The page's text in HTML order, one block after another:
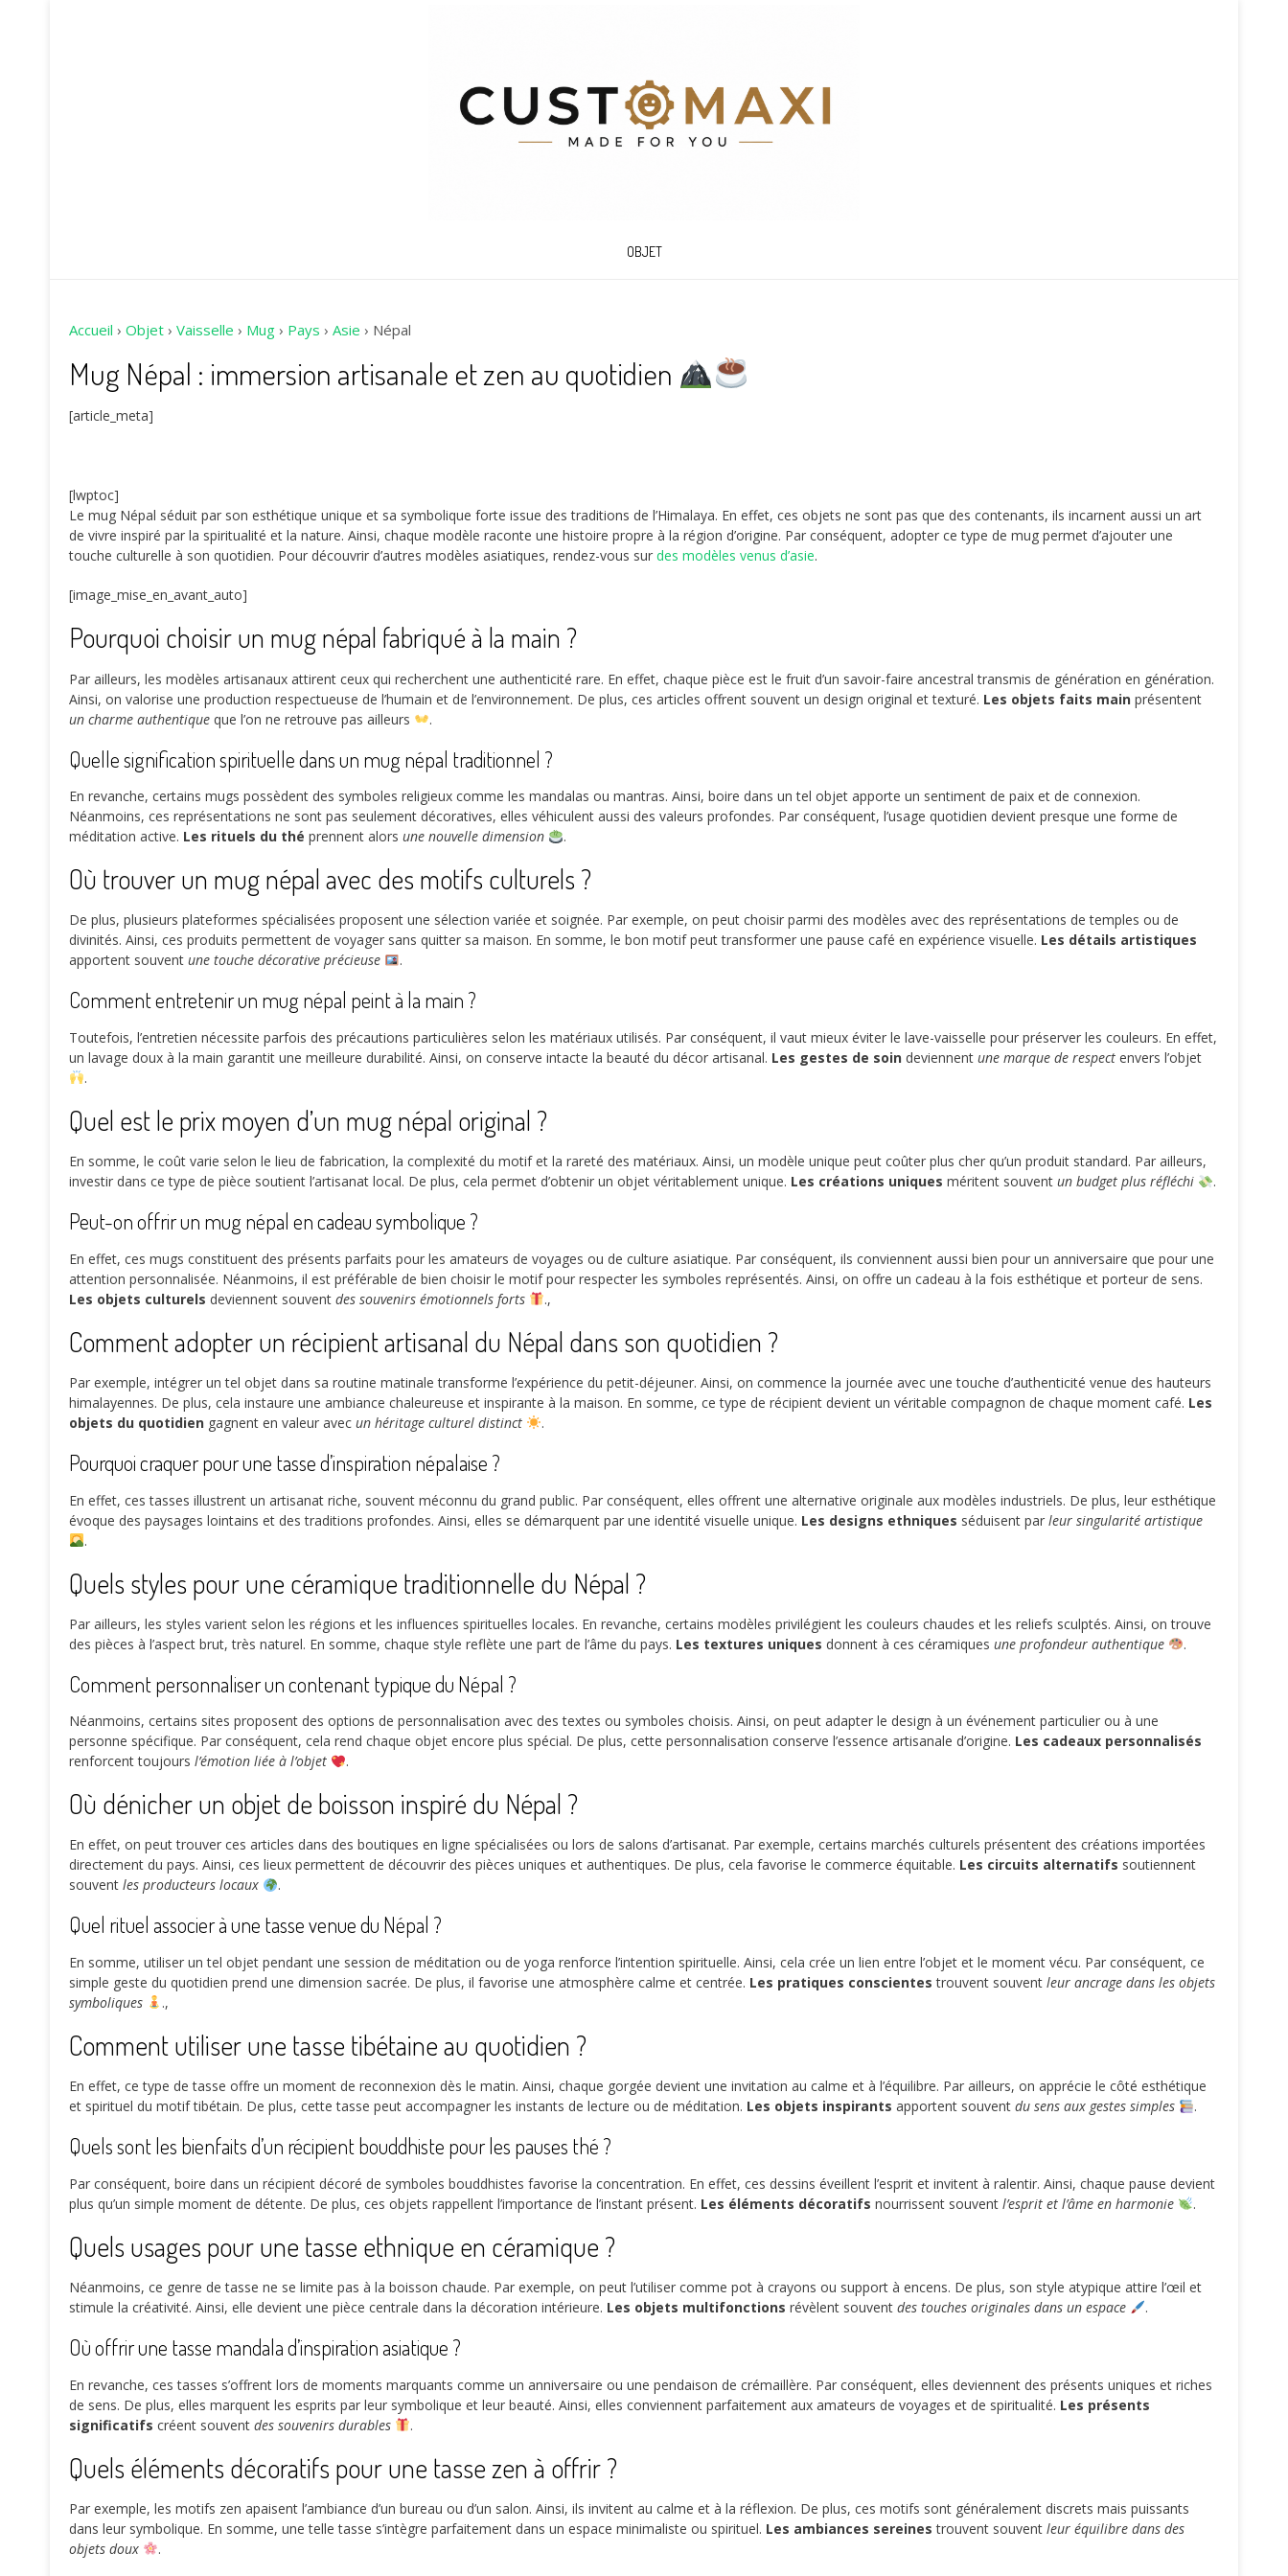
OBJET
Accueil › Objet › Vaisselle › Mug › Pays › Asie › Népal
Mug Népal : immersion artisanale et zen au quotidien
[article_meta]
[lwptoc]
Le mug Népal séduit par son esthétique unique et sa symbolique forte issue des traditions de l’Himalaya. En effet, ces objets ne sont pas que des contenants, ils incarnent aussi un art
de vivre inspiré par la spiritualité et la nature. Ainsi, chaque modèle raconte une histoire propre à la région d’origine. Par conséquent, adopter ce type de mug permet d’ajouter une
touche culturelle à son quotidien. Pour découvrir d’autres modèles asiatiques, rendez-vous sur des modèles venus d’asie.
[image_mise_en_avant_auto]
Pourquoi choisir un mug népal fabriqué à la main ?
Par ailleurs, les modèles artisanaux attirent ceux qui recherchent une authenticité rare. En effet, chaque pièce est le fruit d’un savoir-faire ancestral transmis de génération en génération.
Ainsi, on valorise une production respectueuse de l’humain et de l’environnement. De plus, ces articles offrent souvent un design original et texturé. Les objets faits main présentent
un charme authentique que l’on ne retrouve pas ailleurs .
Quelle signification spirituelle dans un mug népal traditionnel ?
En revanche, certains mugs possèdent des symboles religieux comme les mandalas ou mantras. Ainsi, boire dans un tel objet apporte un sentiment de paix et de connexion.
Néanmoins, ces représentations ne sont pas seulement décoratives, elles véhiculent aussi des valeurs profondes. Par conséquent, l’usage quotidien devient presque une forme de
méditation active. Les rituels du thé prennent alors une nouvelle dimension .
Où trouver un mug népal avec des motifs culturels ?
De plus, plusieurs plateformes spécialisées proposent une sélection variée et soignée. Par exemple, on peut choisir parmi des modèles avec des représentations de temples ou de
divinités. Ainsi, ces produits permettent de voyager sans quitter sa maison. En somme, le bon motif peut transformer une pause café en expérience visuelle. Les détails artistiques
apportent souvent une touche décorative précieuse .
Comment entretenir un mug népal peint à la main ?
Toutefois, l’entretien nécessite parfois des précautions particulières selon les matériaux utilisés. Par conséquent, il vaut mieux éviter le lave-vaisselle pour préserver les couleurs. En effet,
un lavage doux à la main garantit une meilleure durabilité. Ainsi, on conserve intacte la beauté du décor artisanal. Les gestes de soin deviennent une marque de respect envers l’objet
.
Quel est le prix moyen d’un mug népal original ?
En somme, le coût varie selon le lieu de fabrication, la complexité du motif et la rareté des matériaux. Ainsi, un modèle unique peut coûter plus cher qu’un produit standard. Par ailleurs,
investir dans ce type de pièce soutient l’artisanat local. De plus, cela permet d’obtenir un objet véritablement unique. Les créations uniques méritent souvent un budget plus réfléchi .
Peut-on offrir un mug népal en cadeau symbolique ?
En effet, ces mugs constituent des présents parfaits pour les amateurs de voyages ou de culture asiatique. Par conséquent, ils conviennent aussi bien pour un anniversaire que pour une
attention personnalisée. Néanmoins, il est préférable de bien choisir le motif pour respecter les symboles représentés. Ainsi, on offre un cadeau à la fois esthétique et porteur de sens.
Les objets culturels deviennent souvent des souvenirs émotionnels forts .,
Comment adopter un récipient artisanal du Népal dans son quotidien ?
Par exemple, intégrer un tel objet dans sa routine matinale transforme l’expérience du petit-déjeuner. Ainsi, on commence la journée avec une touche d’authenticité venue des hauteurs
himalayennes. De plus, cela instaure une ambiance chaleureuse et inspirante à la maison. En somme, ce type de récipient devient un véritable compagnon de chaque moment café. Les
objets du quotidien gagnent en valeur avec un héritage culturel distinct .
Pourquoi craquer pour une tasse d’inspiration népalaise ?
En effet, ces tasses illustrent un artisanat riche, souvent méconnu du grand public. Par conséquent, elles offrent une alternative originale aux modèles industriels. De plus, leur esthétique
évoque des paysages lointains et des traditions profondes. Ainsi, elles se démarquent par une identité visuelle unique. Les designs ethniques séduisent par leur singularité artistique
.
Quels styles pour une céramique traditionnelle du Népal ?
Par ailleurs, les styles varient selon les régions et les influences spirituelles locales. En revanche, certains modèles privilégient les couleurs chaudes et les reliefs sculptés. Ainsi, on trouve
des pièces à l’aspect brut, très naturel. En somme, chaque style reflète une part de l’âme du pays. Les textures uniques donnent à ces céramiques une profondeur authentique .
Comment personnaliser un contenant typique du Népal ?
Néanmoins, certains sites proposent des options de personnalisation avec des textes ou symboles choisis. Ainsi, on peut adapter le design à un événement particulier ou à une
personne spécifique. Par conséquent, cela rend chaque objet encore plus spécial. De plus, cette personnalisation conserve l’essence artisanale d’origine. Les cadeaux personnalisés
renforcent toujours l’émotion liée à l’objet .
Où dénicher un objet de boisson inspiré du Népal ?
En effet, on peut trouver ces articles dans des boutiques en ligne spécialisées ou lors de salons d’artisanat. Par exemple, certains marchés culturels présentent des créations importées
directement du pays. Ainsi, ces lieux permettent de découvrir des pièces uniques et authentiques. De plus, cela favorise le commerce équitable. Les circuits alternatifs soutiennent
souvent les producteurs locaux .
Quel rituel associer à une tasse venue du Népal ?
En somme, utiliser un tel objet pendant une session de méditation ou de yoga renforce l’intention spirituelle. Ainsi, cela crée un lien entre l’objet et le moment vécu. Par conséquent, ce
simple geste du quotidien prend une dimension sacrée. De plus, il favorise une atmosphère calme et centrée. Les pratiques conscientes trouvent souvent leur ancrage dans les objets
symboliques
.,
Comment utiliser une tasse tibétaine au quotidien ?
En effet, ce type de tasse offre un moment de reconnexion dès le matin. Ainsi, chaque gorgée devient une invitation au calme et à l’équilibre. Par ailleurs, on apprécie le côté esthétique
et spirituel du motif tibétain. De plus, cette tasse peut accompagner les instants de lecture ou de méditation. Les objets inspirants apportent souvent du sens aux gestes simples .
Quels sont les bienfaits d’un récipient bouddhiste pour les pauses thé ?
Par conséquent, boire dans un récipient décoré de symboles bouddhistes favorise la concentration. En effet, ces dessins éveillent l’esprit et invitent à ralentir. Ainsi, chaque pause devient
plus qu’un simple moment de détente. De plus, ces objets rappellent l’importance de l’instant présent. Les éléments décoratifs nourrissent souvent l’esprit et l’âme en harmonie .
Quels usages pour une tasse ethnique en céramique ?
Néanmoins, ce genre de tasse ne se limite pas à la boisson chaude. Par exemple, on peut l’utiliser comme pot à crayons ou support à encens. De plus, son style atypique attire l’œil et
stimule la créativité. Ainsi, elle devient une pièce centrale dans la décoration intérieure. Les objets multifonctions révèlent souvent des touches originales dans un espace .
Où offrir une tasse mandala d’inspiration asiatique ?
En revanche, ces tasses s’offrent lors de moments marquants comme un anniversaire ou une pendaison de crémaillère. Par conséquent, elles deviennent des présents uniques et riches
de sens. De plus, elles marquent les esprits par leur symbolique et leur beauté. Ainsi, elles conviennent parfaitement aux amateurs de voyages et de spiritualité. Les présents
significatifs créent souvent des souvenirs durables .
Quels éléments décoratifs pour une tasse zen à offrir ?
Par exemple, les motifs zen apaisent l’ambiance d’un bureau ou d’un salon. Ainsi, ils invitent au calme et à la réflexion. De plus, ces motifs sont généralement discrets mais puissants
dans leur symbolique. En somme, une telle tasse s’intègre parfaitement dans un espace minimaliste ou spirituel. Les ambiances sereines trouvent souvent leur équilibre dans des
objets doux
.